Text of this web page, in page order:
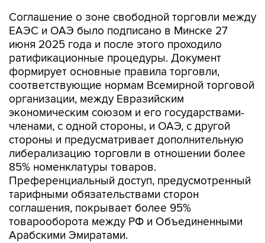
Соглашение о зоне свободной торговли между
ЕАЭС и ОАЭ было подписано в Минске 27
июня 2025 года и после этого проходило
ратификационные процедуры. Документ
формирует основные правила торговли,
соответствующие нормам Всемирной торговой
организации, между Евразийским
экономическим союзом и его государствами-
членами, с одной стороны, и ОАЭ, с другой
стороны и предусматривает дополнительную
либерализацию торговли в отношении более
85% номенклатуры товаров.
Преференциальный доступ, предусмотренный
тарифными обязательствами сторон
соглашения, покрывает более 95%
товарооборота между РФ и Объединенными
Арабскими Эмиратами.